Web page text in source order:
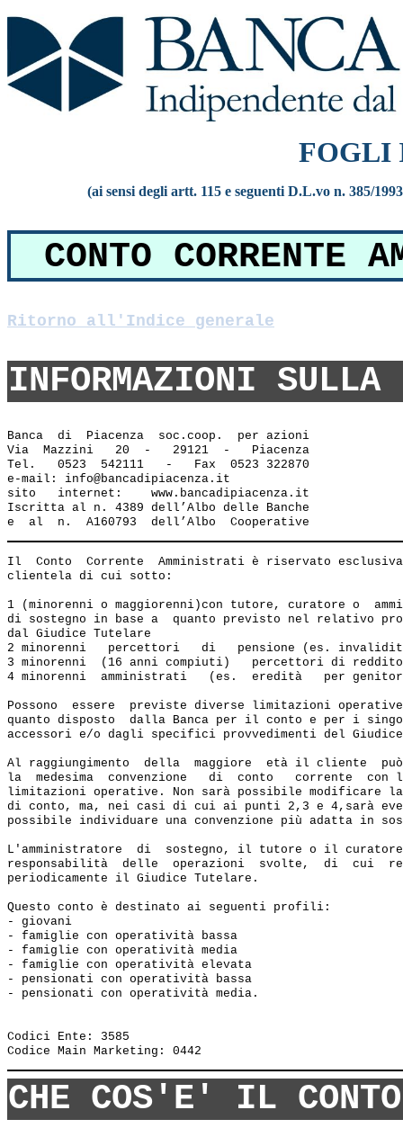
FOGLI
(ai sensi degli artt. 115 e seguenti D.L.vo n. 385/
CONTO CORRENTE
Ritorno all'Indice generale
INFORMAZIONI SULLA
Banca  di  Piacenza  soc.coop.  per azioni
Via  Mazzini   20  -   29121  -   Piacenza
Tel.   0523  542111   -   Fax  0523 322870
e-mail: info@bancadipiacenza.it
sito   internet:    www.bancadipiacenza.it
Iscritta al n. 4389 dell’Albo delle Banche
Il  Conto  Corrente  Amministrati è riservato
clientela di cui sotto:
1 (minorenni o maggiorenni)con tutore, curatore o
di sostegno in base a  quanto previsto nel relativo
dal Giudice Tutelare
2 minorenni   percettori   di   pensione (es.
3 minorenni  (16 anni compiuti)   percettori di
4 minorenni  amministrati   (es.  eredità   per
Possono  essere  previste diverse limitazioni
quanto disposto  dalla Banca per il conto e per i
accessori e/o dagli specifici provvedimenti del
Al raggiungimento  della  maggiore  età il cliente  può
la  medesima  convenzione   di  conto   corrente  con
limitazioni operative. Non sarà possibile modificare
di conto, ma, nei casi di cui ai punti 2,3 e 4,sarà
possibile individuare una convenzione più adatta in
L'amministratore  di  sostegno, il tutore o il curatore
responsabilità  delle  operazioni  svolte,  di  cui
periodicamente il Giudice Tutelare.
Questo conto è destinato ai seguenti profili:
- giovani
- famiglie con operatività bassa
- famiglie con operatività media
- famiglie con operatività elevata
- pensionati con operatività bassa
- pensionati con operatività media.
Codici Ente: 3585
CHE COS'E' IL CONTO